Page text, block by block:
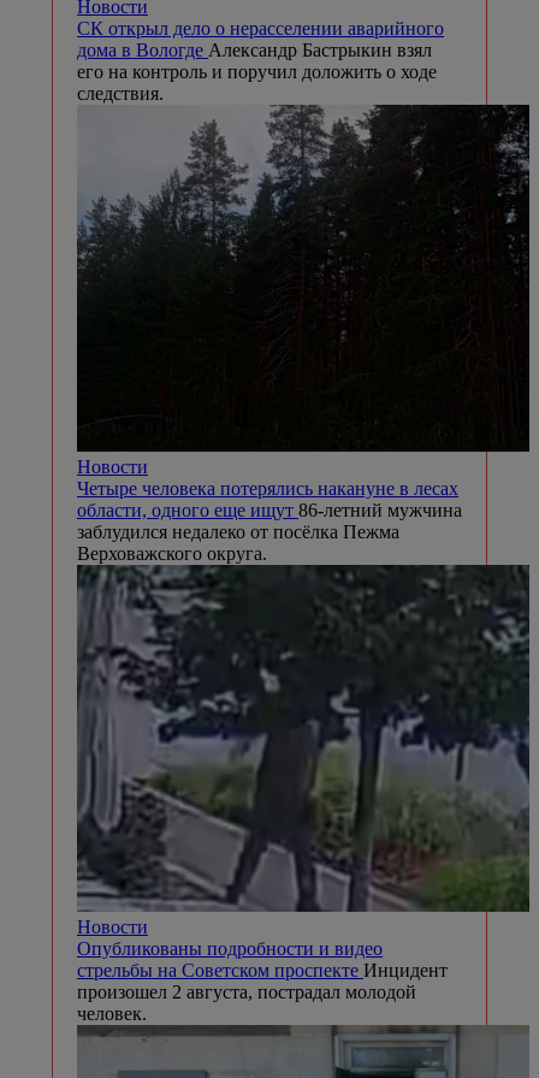
Новости
СК открыл дело о нерасселении аварийного
дома в Вологде Александр Бастрыкин взял
его на контроль и поручил доложить о ходе
следствия.
Новости
Четыре человека потерялись накануне в лесах
области, одного еще ищут 86-летний мужчина
заблудился недалеко от посёлка Пежма
Верховажского округа.
Новости
Опубликованы подробности и видео
стрельбы на Советском проспекте Инцидент
произошел 2 августа, пострадал молодой
человек.